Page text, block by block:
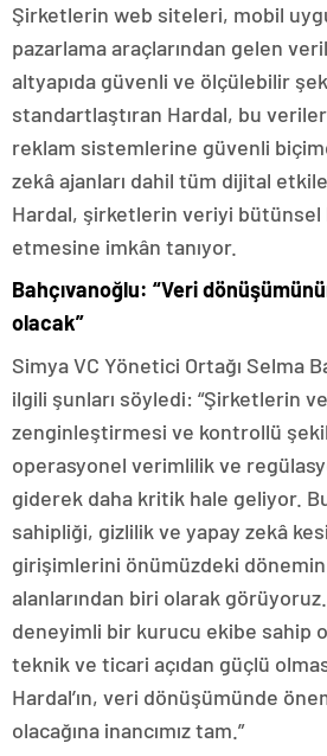
Şirketlerin web siteleri, mobil
pazarlama araçlarından gelen
altyapıda güvenli ve ölçülebilir
standartlaştıran Hardal, bu
reklam sistemlerine güvenli
zekâ ajanları dahil tüm dijital
Hardal, şirketlerin veriyi bütünsel
etmesine imkân tanıyor.
Bahçıvanoğlu: “Veri
olacak”
Simya VC Yönetici Ortağı Selma
ilgili şunları söyledi: “Şirketlerin
zenginleştirmesi ve kontrollü
operasyonel verimlilik ve
giderek daha kritik hale geliyor.
sahipliği, gizlilik ve yapay zekâ
girişimlerini önümüzdeki
alanlarından biri olarak görüyoruz.
deneyimli bir kurucu ekibe sahip
teknik ve ticari açıdan güçlü
Hardal’ın, veri dönüşümünde
olacağına inancımız tam.”